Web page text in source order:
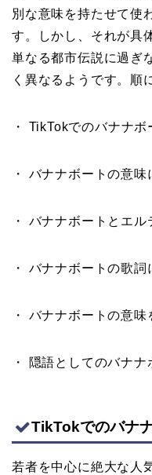
別な意味を持たせて使
す。しかし、それが具
単なる都市伝説に過ぎ
く異なるようです。順
・ TikTokでのバナナ
・ バナナボートの意
・ バナナボートとエ
・ バナナボートの歌
・ バナナボートの意
・ 隠語としてのバナ
TikTokでのバナ
若者を中心に絶大な人